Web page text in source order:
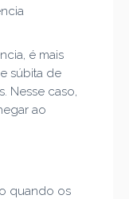
é mais
súbita de
Nesse caso,
ao
quando os